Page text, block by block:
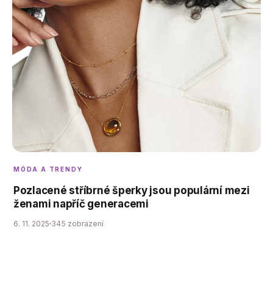
MÓDA A TRENDY
Pozlacené stříbrné šperky jsou populární mezi
ženami napříč generacemi
6. 11. 2025 345 zobrazení